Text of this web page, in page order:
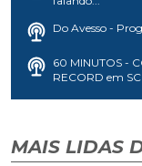
Do Avesso -
60 MINUTOS -
RECORD em
MAIS LIDAS